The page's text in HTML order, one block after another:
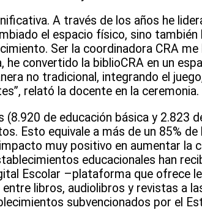
A través de los años he
el espacio físico, sino también
Ser la coordinadora CRA
he convertido la biblioCRA en un
no tradicional, integrando el
relató la docente en la ceremonia.
de educación básica y 2.823
Esto equivale a más de un 85%
muy positivo en aumentar la
educacionales han
Escolar –plataforma que ofrece
libros, audiolibros y revistas a
subvencionados por el